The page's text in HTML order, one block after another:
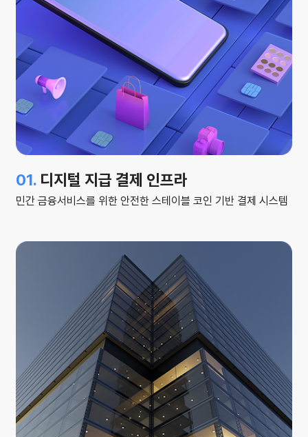
01. 디지털 지급 결제 인프라
민간 금융서비스를 위한 안전한 스테이블 코인 기반 결제 시스템